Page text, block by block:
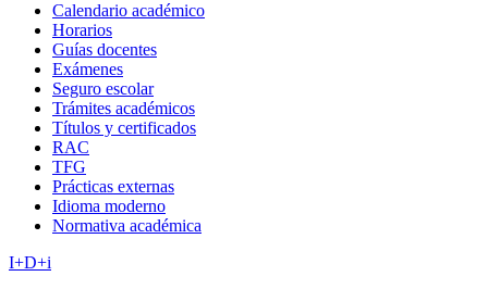
Calendario académico
Horarios
Guías docentes
Exámenes
Seguro escolar
Trámites académicos
Títulos y certificados
RAC
TFG
Prácticas externas
Idioma moderno
Normativa académica
I+D+i